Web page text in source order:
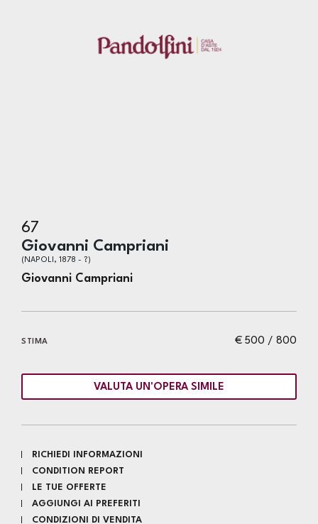
67
Giovanni Campriani
(NAPOLI, 1878 - ?)
Giovanni Campriani
€ 500 / 800
STIMA
VALUTA UN'OPERA SIMILE
RICHIEDI INFORMAZIONI
CONDITION REPORT
LE TUE OFFERTE
AGGIUNGI AI PREFERITI
CONDIZIONI DI VENDITA